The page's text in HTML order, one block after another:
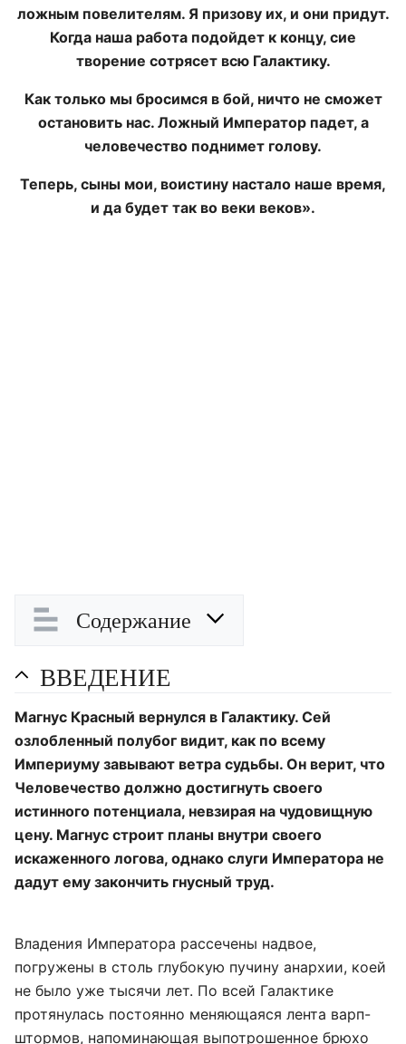
ложным повелителям. Я призову их, и они придут.
Когда наша работа подойдет к концу, сие
творение сотрясет всю Галактику.
Как только мы бросимся в бой, ничто не сможет
остановить нас. Ложный Император падет, а
человечество поднимет голову.
Теперь, сыны мои, воистину настало наше время,
и да будет так во веки веков».
Содержание
ВВЕДЕНИЕ
Магнус Красный вернулся в Галактику. Сей
озлобленный полубог видит, как по всему
Империуму завывают ветра судьбы. Он верит, что
Человечество должно достигнуть своего
истинного потенциала, невзирая на чудовищную
цену. Магнус строит планы внутри своего
искаженного логова, однако слуги Императора не
дадут ему закончить гнусный труд.
Владения Императора рассечены надвое,
погружены в столь глубокую пучину анархии, коей
не было уже тысячи лет. По всей Галактике
протянулась постоянно меняющаяся лента варп-
штормов, напоминающая выпотрошенное брюхо